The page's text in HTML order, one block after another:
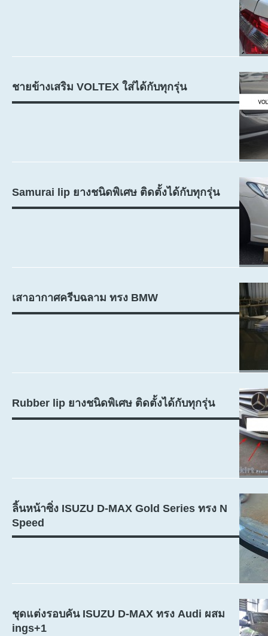
ชายข้างเสริม VOLTEX ใส่ได้กับทุกรุ่น
Samurai lip ยางชนิดพิเศษ ติดตั้งได้กับทุกรุ่น
เสาอากาศครีบฉลาม ทรง BMW
Rubber lip ยางชนิดพิเศษ ติดตั้งได้กับทุกรุ่น
ลิ้นหน้าซิ่ง ISUZU D-MAX Gold Series ทรง N
Speed
ชุดแต่งรอบคัน ISUZU D-MAX ทรง Audi ผสม
ings+1